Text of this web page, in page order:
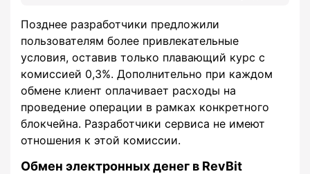
Позднее разработчики предложили
пользователям более привлекательные
условия, оставив только плавающий курс с
комиссией 0,3%. Дополнительно при каждом
обмене клиент оплачивает расходы на
проведение операции в рамках конкретного
блокчейна. Разработчики сервиса не имеют
отношения к этой комиссии.
Обмен электронных денег в RevBit